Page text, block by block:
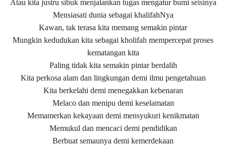
Atau kita justru sibuk menjalankan tugas mengatur bumi seisinya
Mensiasati dunia sebagai khalifahNya
Kawan, tak terasa kita memang semakin pintar
Mungkin kedudukan kita sebagai kholifah mempercepat proses
kematangan kita
Paling tidak kita semakin pintar berdalih
Kita perkosa alam dan lingkungan demi ilmu pengetahuan
Kita berkelahi demi menegakkan kebenaran
Melaco dan menipu demi keselamatan
Memamerkan kekayaan demi mensyukuri kenikmatan
Memukul dan mencaci demi pendidikan
Berbuat semaunya demi kemerdekaan